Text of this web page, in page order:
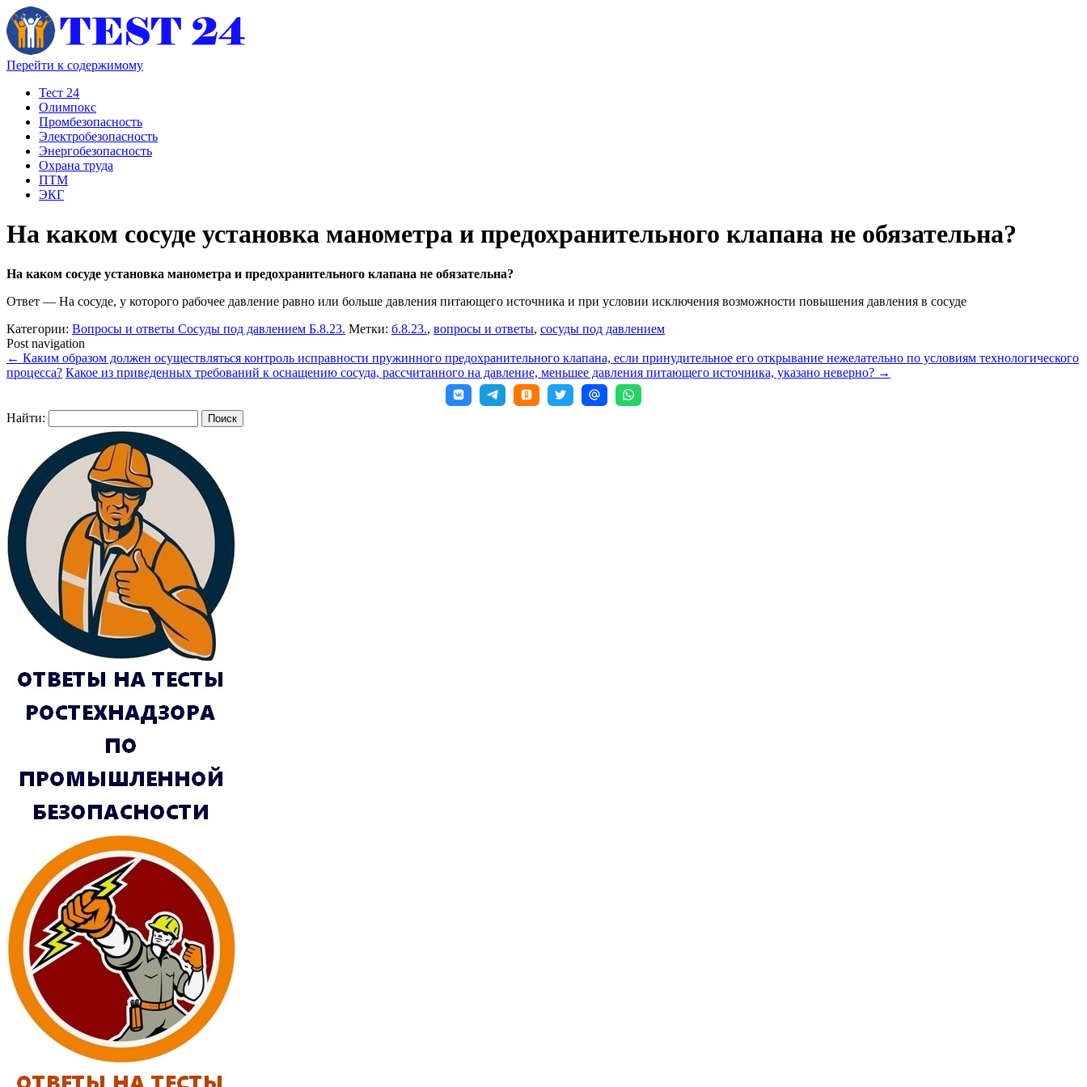
Перейти к содержимому
Тест 24
Олимпокс
Промбезопасность
Электробезопасность
Энергобезопасность
Охрана труда
ПТМ
ЭКГ
На каком сосуде установка манометра и предохранительного клапана не обязательна?
На каком сосуде установка манометра и предохранительного клапана не обязательна?
Ответ — На сосуде, у которого рабочее давление равно или больше давления питающего источника и при условии исключения возможности повышения давления в сосуде
Категории: Вопросы и ответы Сосуды под давлением Б.8.23. Метки: б.8.23., вопросы и ответы, сосуды под давлением
Post navigation
← Каким образом должен осуществляться контроль исправности пружинного предохранительного клапана, если принудительное его открывание нежелательно по условиям технологического
процесса? Какое из приведенных требований к оснащению сосуда, рассчитанного на давление, меньшее давления питающего источника, указано неверно? →
Найти: